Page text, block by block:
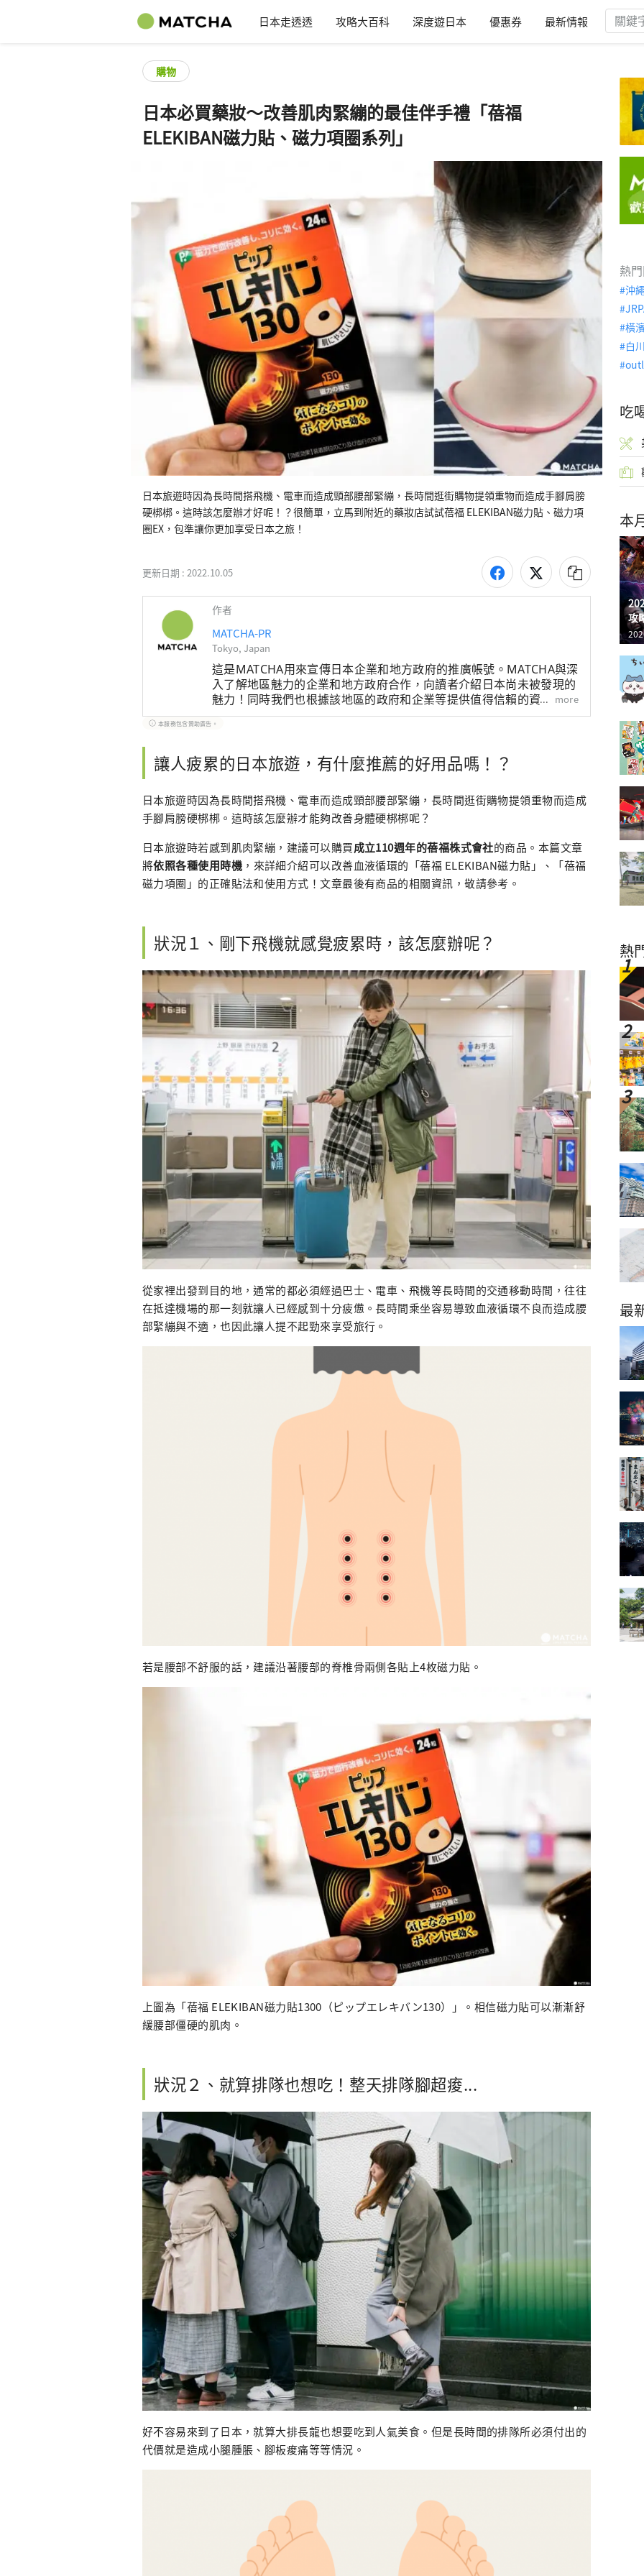
日本走透透 攻略大百科 深度遊日本 優惠券 最新情報
購物
日本必買藥妝～改善肌肉緊繃的最佳伴手禮「蓓福
ELEKIBAN磁力貼、磁力項圈系列」
日本旅遊時因為長時間搭飛機、電車而造成頸部腰部緊繃，長時間逛街購物提領重物而造成手腳肩膀
硬梆梆。這時該怎麼辦才好呢！？很簡單，立馬到附近的藥妝店試試蓓福 ELEKIBAN磁力貼、磁力項
圈EX，包準讓你更加享受日本之旅！
更新日期 : 2022.10.05
作者
MATCHA-PR
Tokyo, Japan
這是MATCHA用來宣傳日本企業和地方政府的推廣帳號。MATCHA與深
入了解地區魅力的企業和地方政府合作，向讀者介紹日本尚未被發現的
魅力！同時我們也根據該地區的政府和企業等提供值得信賴的資訊撰寫
文章。
more
本服務包含贊助廣告。
讓人疲累的日本旅遊，有什麼推薦的好用品嗎！？
日本旅遊時因為長時間搭飛機、電車而造成頸部腰部緊繃，長時間逛街購物提領重物而造成
手腳肩膀硬梆梆。這時該怎麼辦才能夠改善身體硬梆梆呢？
日本旅遊時若感到肌肉緊繃，建議可以購買成立110週年的蓓福株式會社的商品。本篇文章
將依照各種使用時機 ，來詳細介紹可以改善血液循環的「蓓福 ELEKIBAN磁力貼」、「蓓福
磁力項圈」的正確貼法和使用方式！文章最後有商品的相關資訊，敬請參考。
狀況１、剛下飛機就感覺疲累時，該怎麼辦呢？
從家裡出發到目的地，通常的都必須經過巴士、電車、飛機等長時間的交通移動時間，往往
在抵達機場的那一刻就讓人已經感到十分疲憊。長時間乘坐容易導致血液循環不良而造成腰
部緊繃與不適，也因此讓人提不起勁來享受旅行。
若是腰部不舒服的話，建議沿著腰部的脊椎骨兩側各貼上4枚磁力貼。
上圖為「蓓福 ELEKIBAN磁力貼1300（ピップエレキバン130）」。相信磁力貼可以漸漸舒
緩腰部僵硬的肌肉。
狀況２、就算排隊也想吃！整天排隊腳超痠...
好不容易來到了日本，就算大排長龍也想要吃到人氣美食。但是長時間的排隊所必須付出的
代價就是造成小腿腫脹、腳板痠痛等等情況。
熱
沖
橫
白
吃
本
攻
熱
最